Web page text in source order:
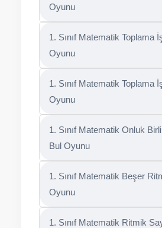
Oyunu
1. Sınıf Matematik Toplama
Oyunu
1. Sınıf Matematik Toplama
Oyunu
1. Sınıf Matematik Onluk
Bul Oyunu
1. Sınıf Matematik Beşer
Oyunu
1. Sınıf Matematik Ritmik